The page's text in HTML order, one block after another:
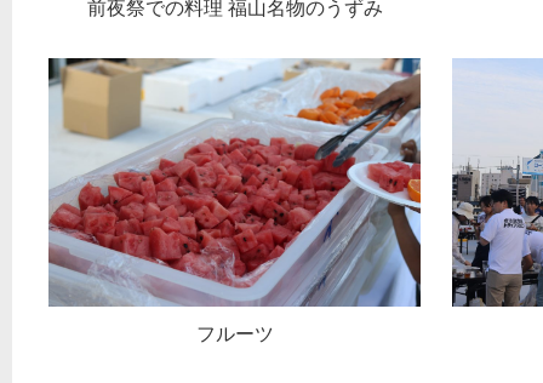
前夜祭での料理 福山名物のうずみ
フルーツ